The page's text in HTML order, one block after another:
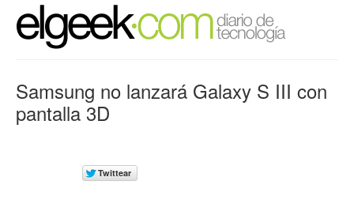
Samsung no lanzará Galaxy S III con
pantalla 3D